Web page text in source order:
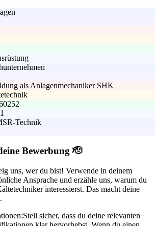
als Anlagenmechaniker SHK
Technik
Bewerbung 🫡
uns, wer du bist! Verwende in deinem
Ansprache und erzähle uns, warum du
interessierst. Das macht deine
Stell sicher, dass du deine relevanten